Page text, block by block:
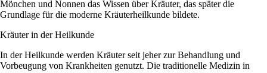
Mönchen und Nonnen das Wissen über Kräuter, das später die
Grundlage für die moderne Kräuterheilkunde bildete.
Kräuter in der Heilkunde
In der Heilkunde werden Kräuter seit jeher zur Behandlung und
Vorbeugung von Krankheiten genutzt. Die traditionelle Medizin in